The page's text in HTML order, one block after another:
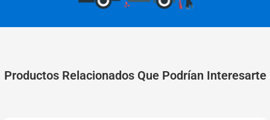
Productos Relacionados Que Podrían Interesarte